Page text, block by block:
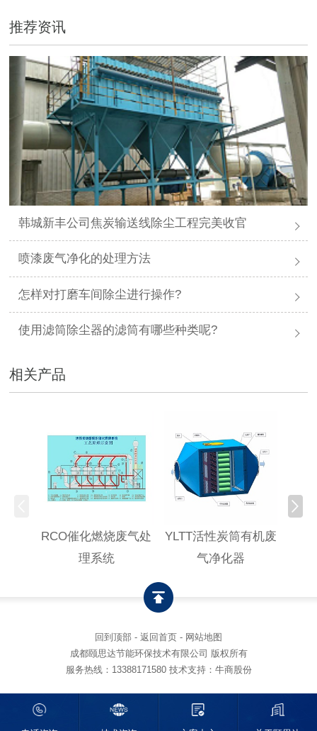
推荐资讯
韩城新丰公司焦炭输送线除尘工程完美收官
喷漆废气净化的处理方法
怎样对打磨车间除尘进行操作?
使用滤筒除尘器的滤筒有哪些种类呢?
相关产品
RCO催化燃烧废气处
理系统
YLTT活性炭筒有机废
气净化器
回到顶部 - 返回首页 - 网站地图
成都颐思达节能环保技术有限公司 版权所有
服务热线： 13388171580 技术支持：牛商股份